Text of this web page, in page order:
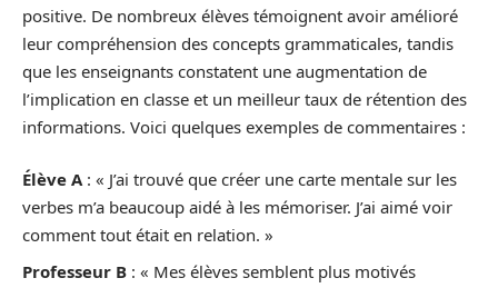
positive. De nombreux élèves témoignent avoir amélioré
leur compréhension des concepts grammaticales, tandis
que les enseignants constatent une augmentation de
l’implication en classe et un meilleur taux de rétention des
informations. Voici quelques exemples de commentaires :
Élève A: « J’ai trouvé que créer une carte mentale sur les
verbes m’a beaucoup aidé à les mémoriser. J’ai aimé voir
comment tout était en relation. »
Professeur B : « Mes élèves semblent plus motivés